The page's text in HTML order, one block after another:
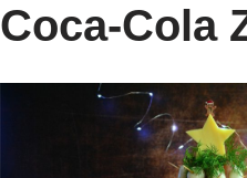
Coca-Cola